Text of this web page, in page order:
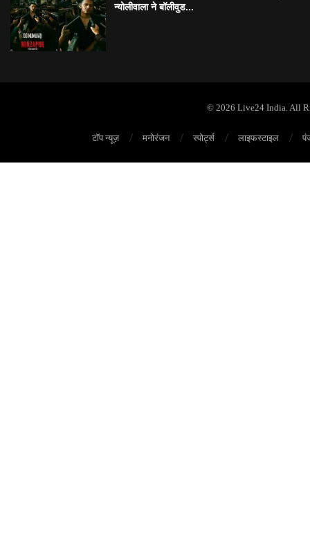
न्योलीवाला ने बॉलीवुड...
© 2026 Live24 India. All
टॉप न्यूज़ मनोरंजन स्पोर्ट्स लाइफस्टाइल